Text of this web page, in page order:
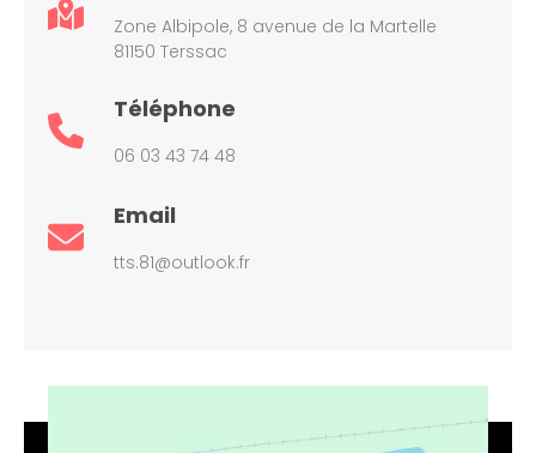
Zone Albipole, 8 avenue de la Martelle
81150 Terssac
Téléphone
06 03 43 74 48
Email
tts.81@outlook.fr